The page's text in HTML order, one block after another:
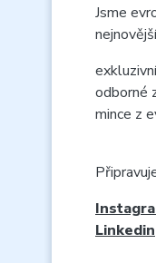
Jsme
odborné
mince z
Linkedin